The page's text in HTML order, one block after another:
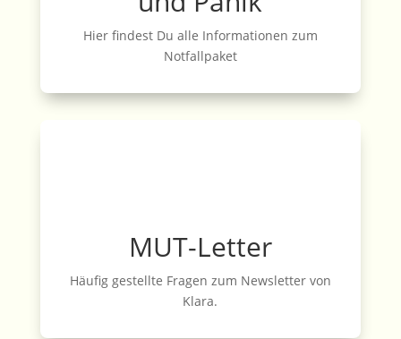
Hier findest Du alle Informationen zum
Notfallpaket
MUT-Letter
Häufig gestellte Fragen zum Newsletter von
Klara.